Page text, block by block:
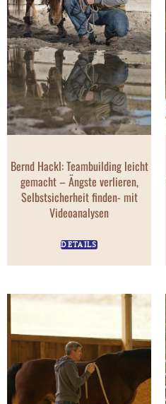
Bernd Hackl: Teambuilding leicht
gemacht – Ängste verlieren,
Selbstsicherheit finden- mit
Videoanalysen
DETAILS